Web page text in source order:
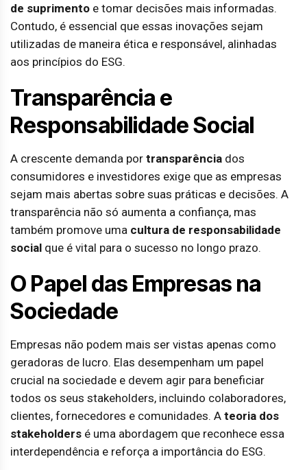
de suprimento e tomar decisões mais informadas.
Contudo, é essencial que essas inovações sejam
utilizadas de maneira ética e responsável, alinhadas
aos princípios do ESG.
Transparência e
Responsabilidade Social
A crescente demanda por transparência dos
consumidores e investidores exige que as empresas
sejam mais abertas sobre suas práticas e decisões. A
transparência não só aumenta a confiança, mas
também promove uma cultura de responsabilidade
social que é vital para o sucesso no longo prazo.
O Papel das Empresas na
Sociedade
Empresas não podem mais ser vistas apenas como
geradoras de lucro. Elas desempenham um papel
crucial na sociedade e devem agir para beneficiar
todos os seus stakeholders, incluindo colaboradores,
clientes, fornecedores e comunidades. A teoria dos
stakeholders é uma abordagem que reconhece essa
interdependência e reforça a importância do ESG.